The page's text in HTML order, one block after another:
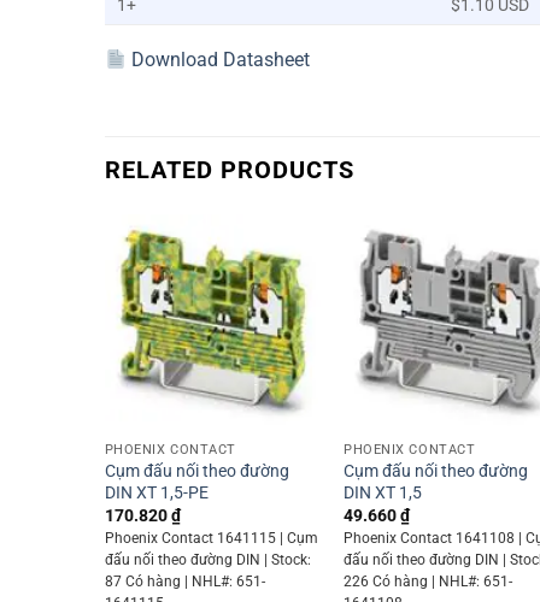
1+
$1.10 USD
Download Datasheet
RELATED PRODUCTS
PHOENIX CONTACT
Cụm đấu nối theo đường
DIN XT 1,5-PE
170.820₫
Phoenix Contact 1641115 | Cụm
đấu nối theo đường DIN | Stock:
87 Có hàng | NHL#: 651-
PHOENIX CONTACT
Cụm đấu nối theo đường
DIN XT 1,5
49.660₫
Phoenix Contact 1641108 |
đấu nối theo đường DIN |
226 Có hàng | NHL#: 651-